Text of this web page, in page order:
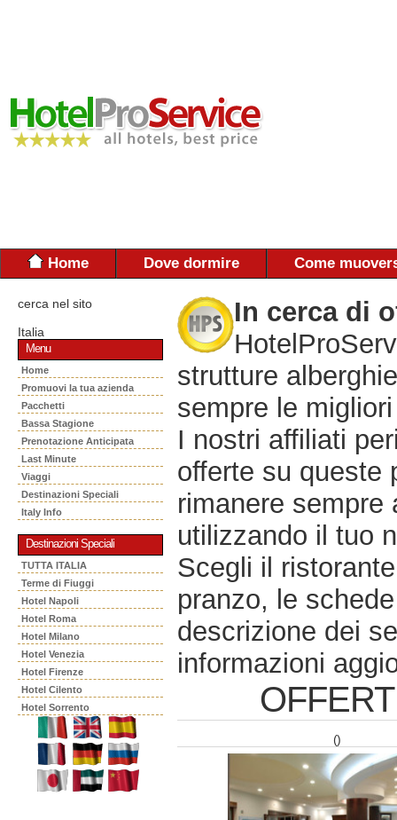
Home Dove dormire Come
cerca nel sito
Italia
Menu
Home
Promuovi la tua azienda
Pacchetti
Bassa Stagione
Prenotazione Anticipata
Last Minute
Viaggi
Destinazioni Speciali
Italy Info
Destinazioni Speciali
TUTTA ITALIA
Terme di Fiuggi
Hotel Napoli
Hotel Roma
Hotel Milano
Hotel Venezia
Hotel Firenze
Hotel Cilento
Hotel Sorrento
In cerca di
strutture
sempre le
I nostri affiliati
offerte su queste
rimanere sempre
utilizzando il tuo
Scegli il
pranzo, le
descrizione dei
informazioni
()